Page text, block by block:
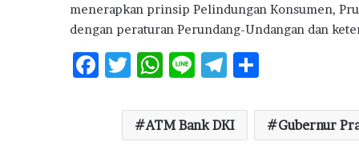
menerapkan prinsip Pelindungan Konsumen,
dengan peraturan Perundang-Undangan dan
F
T
it
W
at
Li
e
T
e ar
ATM Bank DKI Gubernur